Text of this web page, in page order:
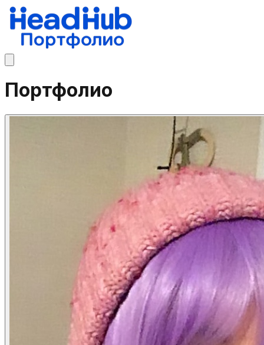
Портфолио